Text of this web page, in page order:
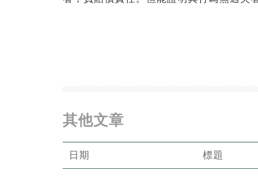
其他文章
日期 標題